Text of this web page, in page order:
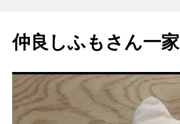
テ
ン
へ
ス
キ
ッ
仲良しふもさん一家